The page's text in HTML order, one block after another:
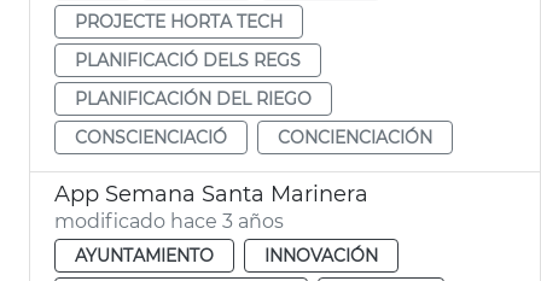
PROJECTE HORTA TECH
PLANIFICACIÓ DELS REGS
PLANIFICACIÓN DEL RIEGO
CONSCIENCIACIÓ
CONCIENCIACIÓN
App Semana Santa Marinera
modificado hace 3 años
AYUNTAMIENTO
INNOVACIÓN